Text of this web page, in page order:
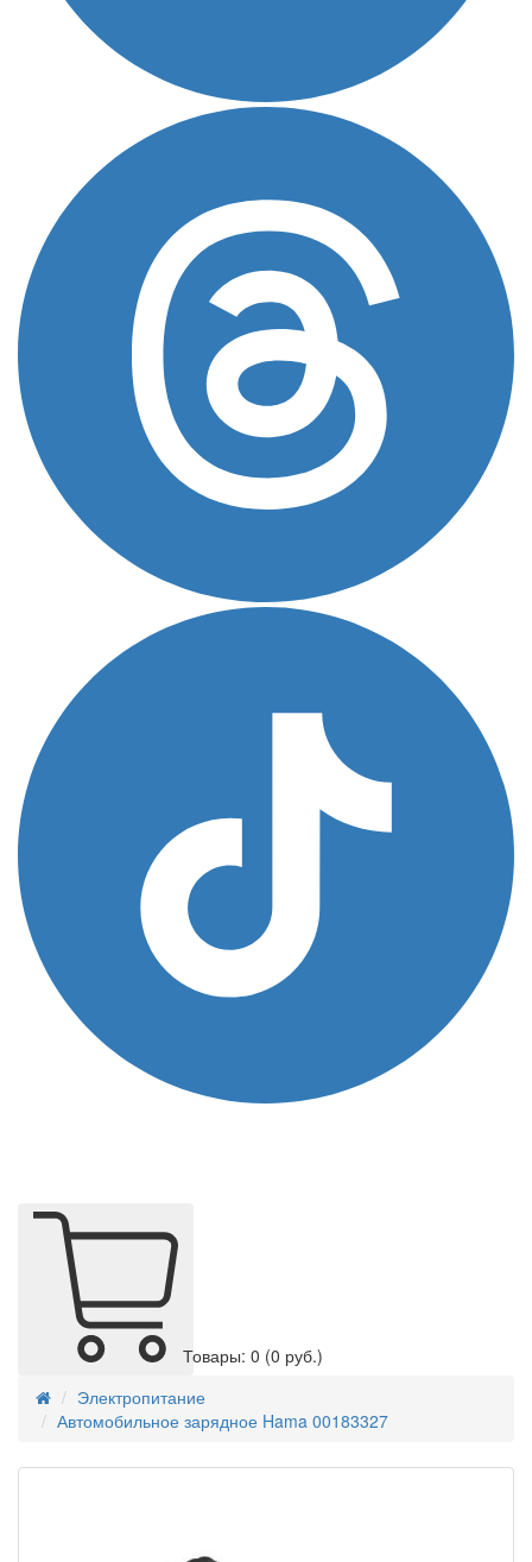
Товары: 0 (0 руб.)
Электропитание
Автомобильное зарядное Hama 00183327